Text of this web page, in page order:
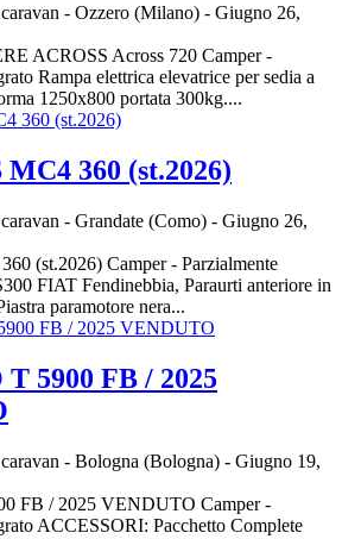
- Ozzero (Milano) - Giugno 26,
ACROSS Across 720 Camper -
Rampa elettrica elevatrice per sedia a
1250x800 portata 300kg....
360 (st.2026)
- Grandate (Como) - Giugno 26,
(st.2026) Camper - Parzialmente
FIAT Fendinebbia, Paraurti anteriore in
paramotore nera...
5900 FB / 2025
- Bologna (Bologna) - Giugno 19,
FB / 2025 VENDUTO Camper -
ACCESSORI: Pacchetto Complete